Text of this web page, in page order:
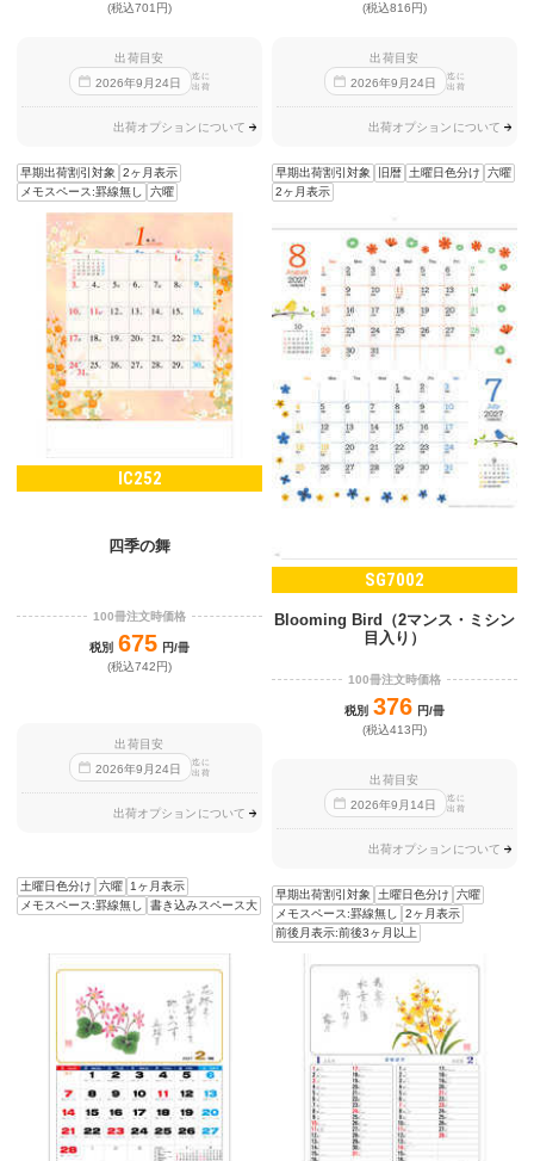
(税込701円)
出荷目安
2026年9 月24日
迄に
出荷
出荷オプションについて
早期出荷割引対象
2ヶ月表示
メモスペース:罫線無し
六曜
(税込816円)
出荷目安
2026年9 月24日
迄に
出荷
出荷オプションについて
早期出荷割引対象 旧暦 土曜日色分け
六曜
2ヶ月表示
IC252
四季の舞
100冊注文時価格
税別 675 円/冊
(税込742円)
出荷目安
2026年9 月24日
迄に
出荷
出荷オプションについて
土曜日色分け 六曜
1ヶ月表示
メモスペース:罫線無し
書き込みスペース大
SG7002
Blooming Bird（2マンス・ミシン
目入り）
100冊注文時価格
税別 376 円/冊
(税込413円)
出荷目安
2026年9 月 14日
迄に
出荷
出荷オプションについて
早期出荷割引対象 土曜日色分け
六曜
メモスペース:罫線無し
2ヶ月表示
前後月表示:前後3ヶ月以上